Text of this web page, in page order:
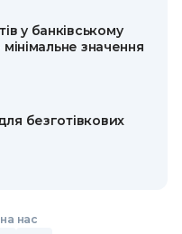
у банківському
значення
безготівкових
нас